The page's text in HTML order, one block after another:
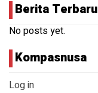
Berita Terbaru
No posts yet.
Kompasnusa
Log in